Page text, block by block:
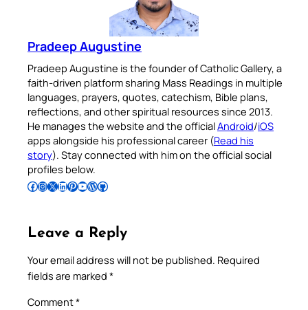
Pradeep Augustine
Pradeep Augustine is the founder of Catholic Gallery, a
faith-driven platform sharing Mass Readings in multiple
languages, prayers, quotes, catechism, Bible plans,
reflections, and other spiritual resources since 2013.
He manages the website and the officialAndroid/iOS
apps alongside his professional career (Read his
story). Stay connected with him on the official social
profiles below.
Follow Pradeep on Facebook Follow Pradeep on InstagramFollow Pradeep on X Follow Pradeep on LinkedIn Follow Pradeep on Pinterest Subscribe to Pradeep’s Youtube Channel Follow Pradeep on WordPress Follow Pradeep on GitHub
Leave a Reply
Your email address will not be published. Required
fields are marked *
Comment*